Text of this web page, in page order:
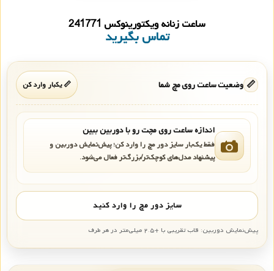
ساعت زنانه ویکتورینوکس 241771
تماس بگیرید
📏 وضعیت ساعت روی مچ شما 📏 یکبار وارد کن
اندازه ساعت روی مچت رو با دوربین ببین
فقط یک‌بار سایز دور مچ را وارد کن؛ پیش‌نمایش دوربین و
پیشنهاد مدل‌های کوچک‌تر/بزرگ‌تر فعال می‌شود.
سایز دور مچ را وارد کنید
پیش‌نمایش دوربین: قاب تقریبی با +۲.۵ میلی‌متر در هر طرف